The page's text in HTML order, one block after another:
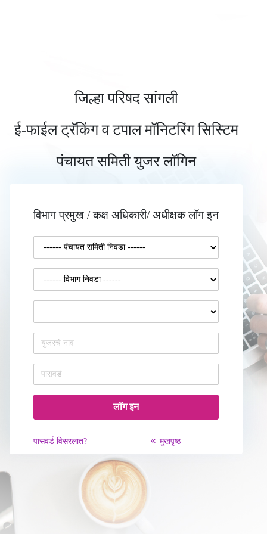
जिल्हा परिषद सांगली
ई-फाईल ट्रॅकिंग व टपाल मॉनिटरिंग सिस्टिम
पंचायत समिती युजर लॉगिन
विभाग प्रमुख / कक्ष अधिकारी/ अधीक्षक लॉग इन
पासवर्ड विसरलात? मुखपृष्ठ